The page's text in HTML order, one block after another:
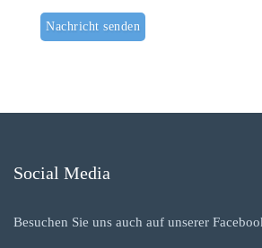
Social Media
Besuchen Sie uns auch auf unserer